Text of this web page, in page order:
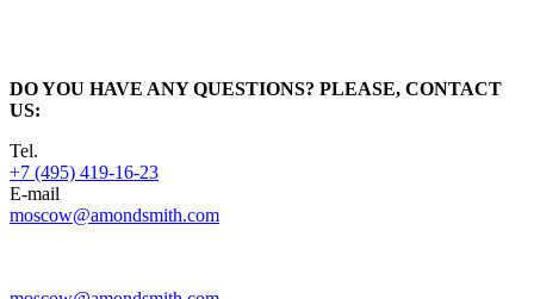
DO YOU HAVE ANY QUESTIONS? PLEASE, CONTACT
US:
Tel.
+7 (495) 419-16-23
E-mail
moscow@amondsmith.com